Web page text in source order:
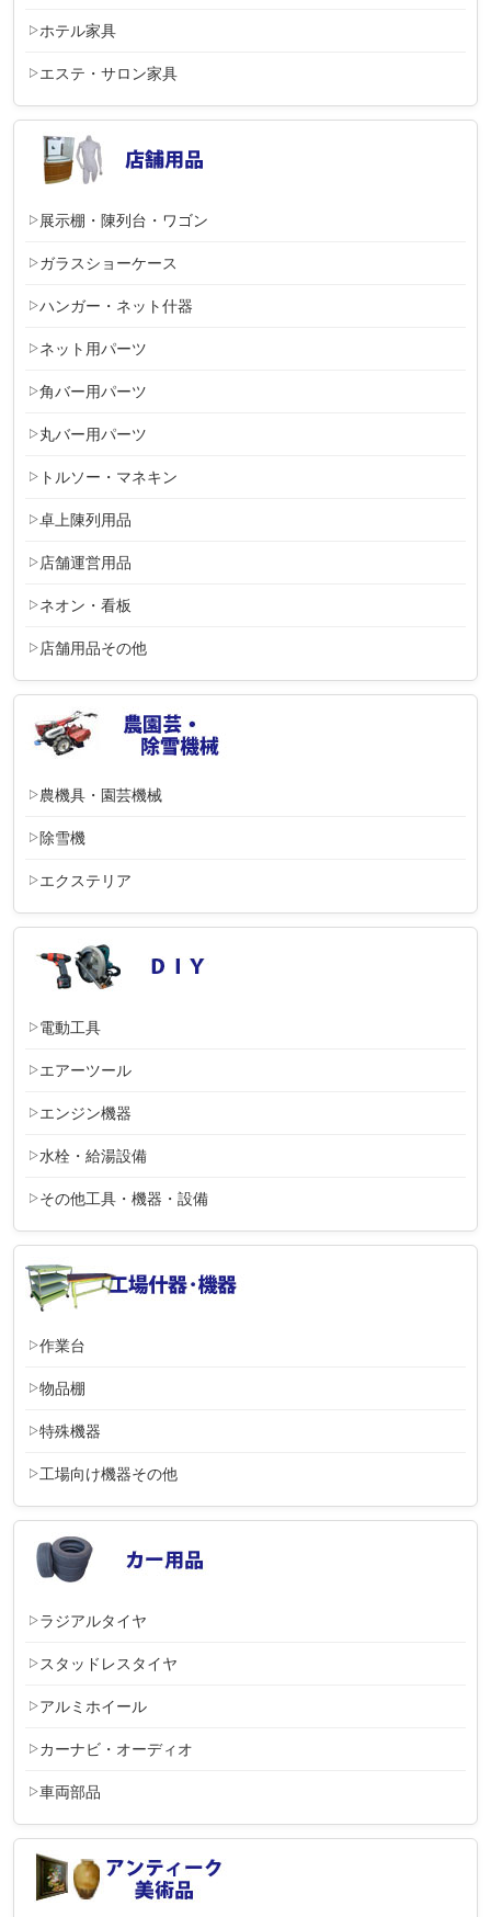
ホテル家具
エステ・サロン家具
展示棚・陳列台・ワゴン
ガラスショーケース
ハンガー・ネット什器
ネット用パーツ
角バー用パーツ
丸バー用パーツ
トルソー・マネキン
卓上陳列用品
店舗運営用品
ネオン・看板
店舗用品その他
農機具・園芸機械
除雪機
エクステリア
電動工具
エアーツール
エンジン機器
水栓・給湯設備
その他工具・機器・設備
作業台
物品棚
特殊機器
工場向け機器その他
ラジアルタイヤ
スタッドレスタイヤ
アルミホイール
カーナビ・オーディオ
車両部品